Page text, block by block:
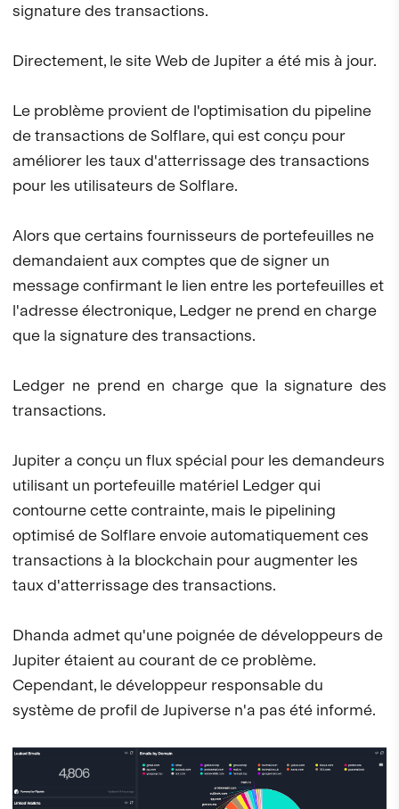
signature des transactions.
Directement, le site Web de Jupiter a été mis à jour.
Le problème provient de l'optimisation du pipeline
de transactions de Solflare, qui est conçu pour
améliorer les taux d'atterrissage des transactions
pour les utilisateurs de Solflare.
Alors que certains fournisseurs de portefeuilles ne
demandaient aux comptes que de signer un
message confirmant le lien entre les portefeuilles et
l'adresse électronique, Ledger ne prend en charge
que la signature des transactions.
Ledger ne prend en charge que la signature des
transactions.
Jupiter a conçu un flux spécial pour les demandeurs
utilisant un portefeuille matériel Ledger qui
contourne cette contrainte, mais le pipelining
optimisé de Solflare envoie automatiquement ces
transactions à la blockchain pour augmenter les
taux d'atterrissage des transactions.
Dhanda admet qu'une poignée de développeurs de
Jupiter étaient au courant de ce problème.
Cependant, le développeur responsable du
système de profil de Jupiverse n'a pas été informé.